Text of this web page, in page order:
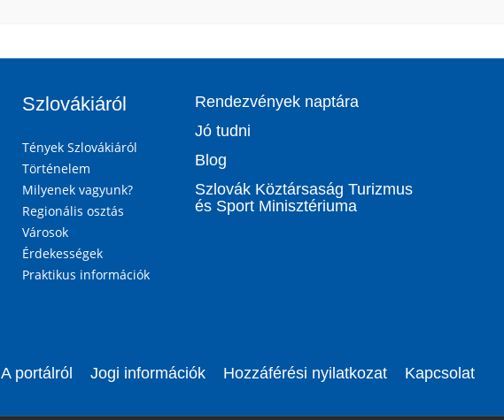
Szlovákiáról
Tények Szlovákiáról
Történelem
Milyenek vagyunk?
Regionális osztás
Városok
Érdekességek
Praktikus információk
Rendezvények naptára
Jó tudni
Blog
Szlovák Köztársaság Turizmus
és Sport Minisztériuma
A portálról Jogi információk Hozzáférési nyilatkozat Kapcsolat